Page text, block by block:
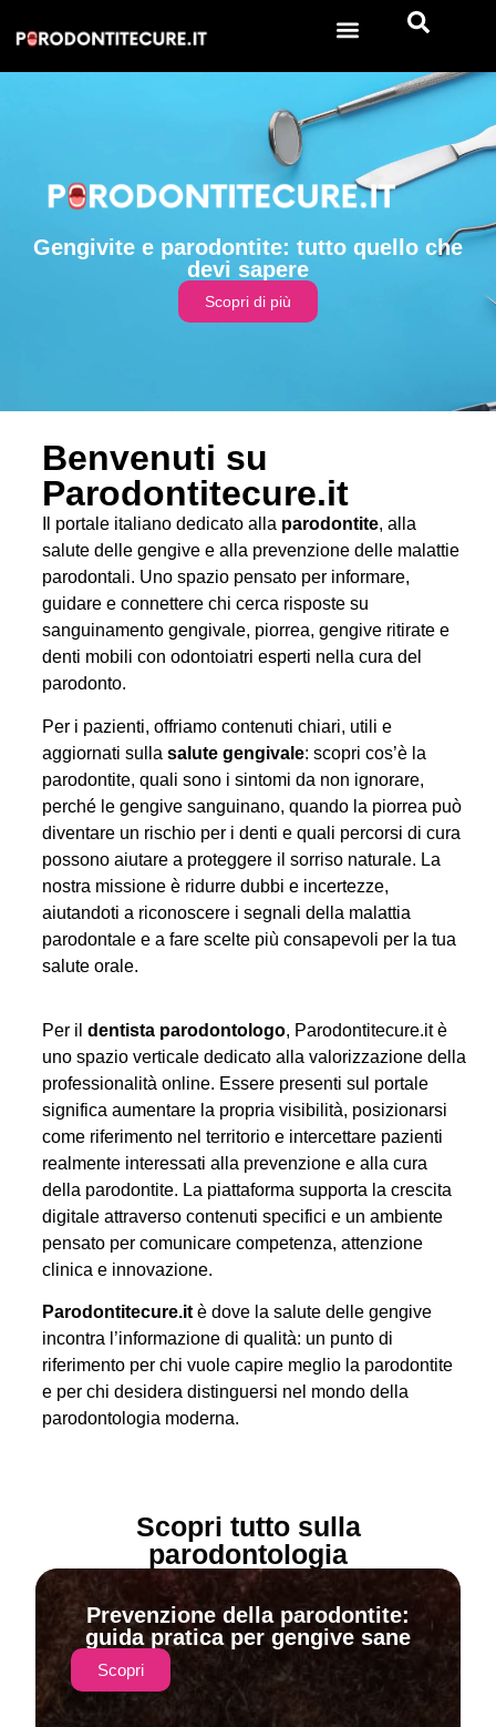
Gengivite e parodontite: tutto quello che
devi sapere
Scopri di più
Benvenuti su
Parodontitecure.it
Il portale italiano dedicato alla parodontite, alla
salute delle gengive e alla prevenzione delle malattie
parodontali. Uno spazio pensato per informare,
guidare e connettere chi cerca risposte su
sanguinamento gengivale, piorrea, gengive ritirate e
denti mobili con odontoiatri esperti nella cura del
parodonto.
Per i pazienti, offriamo contenuti chiari, utili e
aggiornati sullasalute gengivale: scopri cos’è la
parodontite, quali sono i sintomi da non ignorare,
perché le gengive sanguinano, quando la piorrea può
diventare un rischio per i denti e quali percorsi di cura
possono aiutare a proteggere il sorriso naturale. La
nostra missione è ridurre dubbi e incertezze,
aiutandoti a riconoscere i segnali della malattia
parodontale e a fare scelte più consapevoli per la tua
salute orale.
Per ildentista parodontologo, Parodontitecure.it è
uno spazio verticale dedicato alla valorizzazione della
professionalità online. Essere presenti sul portale
significa aumentare la propria visibilità, posizionarsi
come riferimento nel territorio e intercettare pazienti
realmente interessati alla prevenzione e alla cura
della parodontite. La piattaforma supporta la crescita
digitale attraverso contenuti specifici e un ambiente
pensato per comunicare competenza, attenzione
clinica e innovazione.
Parodontitecure.it è dove la salute delle gengive
incontra l’informazione di qualità: un punto di
riferimento per chi vuole capire meglio la parodontite
e per chi desidera distinguersi nel mondo della
parodontologia moderna.
Scopri tutto sulla
parodontologia
Prevenzione della parodontite:
guida pratica per gengive sane
Scopri